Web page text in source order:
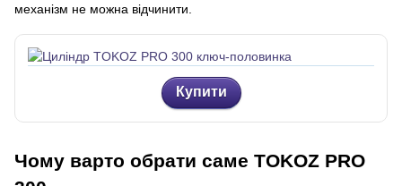
механізм не можна відчинити.
Купити
Чому варто обрати саме TOKOZ PRO